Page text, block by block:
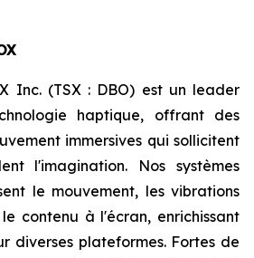
Inc. (TSX : DBO) est un leader
haptique, offrant des
immersives qui sollicitent
l'imagination. Nos systèmes
le mouvement, les vibrations
contenu à l'écran, enrichissant
diverses plateformes. Fortes de